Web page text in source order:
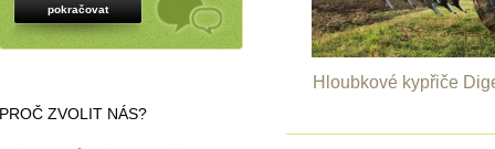
Hloubkové kypřiče
pokračovat
PROČ ZVOLIT NÁS?